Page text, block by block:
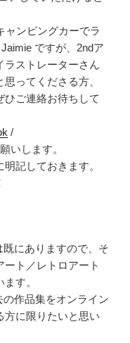
ャンピングカーでラ
ですが、2ndア
ラストレーターさん
ってくださる方、
ご連絡お待ちして
/
いします。
記しておきます。
にありますので、そ
ト／レトロアート
す。
作品集をオンライン
方に限りたいと思い